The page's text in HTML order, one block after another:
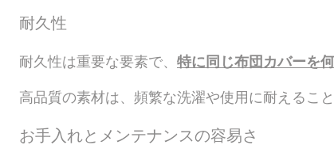
耐久性
耐久性は重要な要素で、 特に同じ布団カバーを
高品質の素材は、頻繁な洗濯や使用に耐えるこ
お手入れとメンテナンスの容易さ